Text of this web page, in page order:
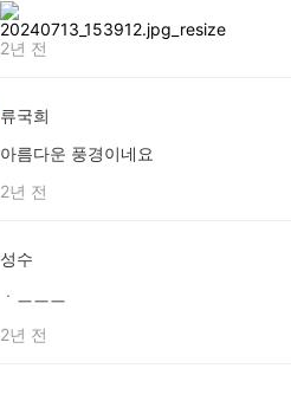
2년 전
류국희
아름다운 풍경이네요
2년 전
성수
ㆍㅡㅡㅡ
2년 전